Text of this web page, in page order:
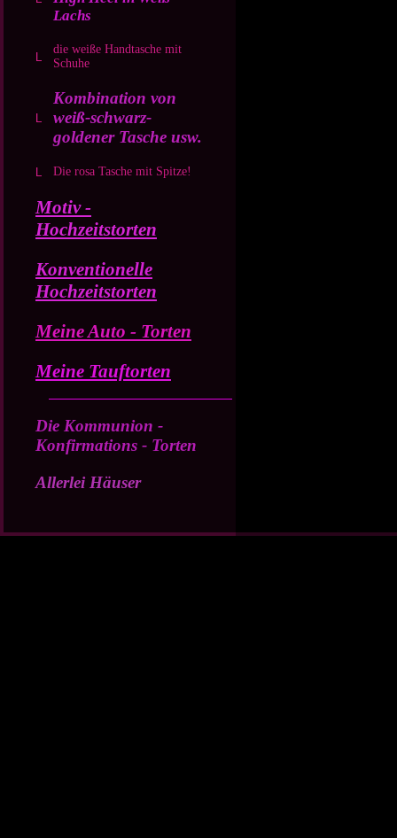
Lachs
die weiße Handtasche mit
Schuhe
Kombination von
weiß-schwarz-
goldener Tasche usw.
Die rosa Tasche mit Spitze!
Motiv -
Hochzeitstorten
Konventionelle
Hochzeitstorten
Meine Auto - Torten
Meine Tauftorten
Die Kommunion -
Konfirmations - Torten
Allerlei Häuser